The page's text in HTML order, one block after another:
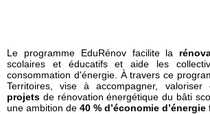
Le programme EduRénov facilite la
scolaires et éducatifs et aide les
consommation d'énergie. À travers ce
Territoires, vise à accompagner, valoriser
projets de rénovation énergétique du bâti
une ambition de 40 % d’économie d’énergie